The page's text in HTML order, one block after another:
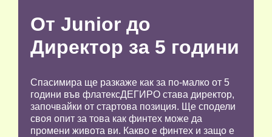
От Junior до
Директор за 5 години
Спасимира ще разкаже как за по-малко от 5
години във флатексДЕГИРО става директор,
започвайки от стартова позиция. Ще сподели
своя опит за това как финтех може да
промени живота ви. Какво е финтех и защо е